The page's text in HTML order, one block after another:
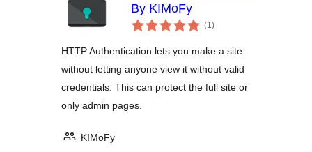
By KIMoFy
(1укупних
оцена
)
HTTP Authentication lets you make a site
without letting anyone view it without valid
credentials. This can protect the full site or
only admin pages.
KIMoFy